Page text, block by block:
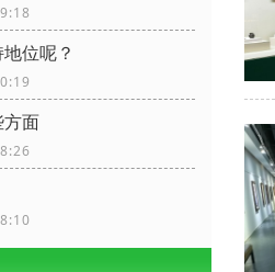
位呢？
面